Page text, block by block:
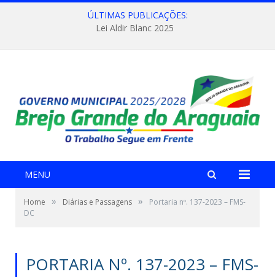
ÚLTIMAS PUBLICAÇÕES:
Lei Aldir Blanc 2025
MENU
Home » Diárias e Passagens »
Portaria nº. 137-2023 – FMS-
DC
PORTARIA Nº. 137-2023 – FMS-